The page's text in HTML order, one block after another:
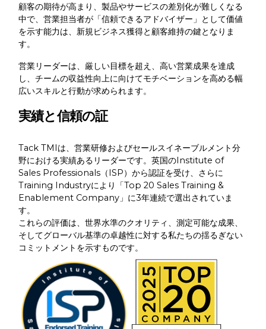
顧客の期待が高まり、製品やサービスの差別化が難しくなる
中で、営業担当者が「信頼できるアドバイザー」として価値
を示す能力は、新規ビジネス獲得と顧客維持の鍵となりま
す。
営業リーダーは、厳しい目標を超え、高い営業成果を達成
し、チームの収益性向上に向けてモチベーションを高める幅
広いスキルと行動が求められます。
実績と信頼の証
Tack TMIは、営業研修およびセールスイネーブルメント分
野における実績あるリーダーです。英国のInstitute of
Sales Professionals（ISP）から認証を受け、さらに
Training Industryにより「Top 20 Sales Training &
Enablement Company」に3年連続で選出されていま
す。
これらの評価は、世界水準のクオリティ、測定可能な成果、
そしてグローバル基準の卓越性に対する私たちの揺るぎない
コミットメントを示すものです。